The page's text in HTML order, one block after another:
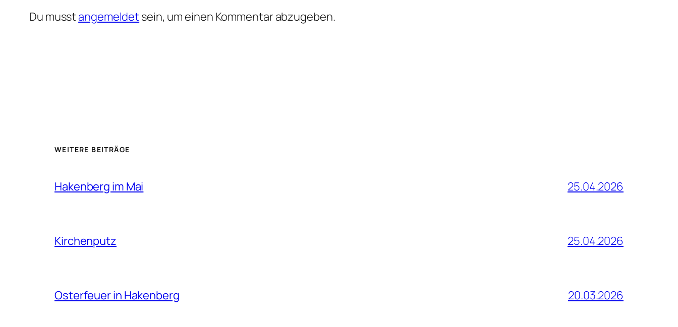
Du musst angemeldet sein, um einen Kommentar abzugeben.
WEITERE BEITRÄGE
Hakenberg im Mai 25.04.2026
Kirchenputz 25.04.2026
Osterfeuer in Hakenberg 20.03.2026